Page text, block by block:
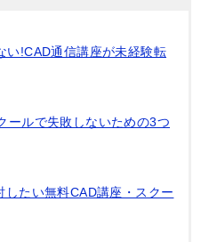
い!CAD通信講座が未経験転
ールで失敗しないための3つ
たい無料CAD講座・スクー